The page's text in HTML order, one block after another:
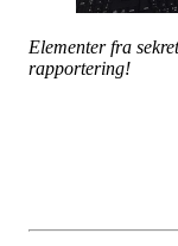
Elementer fra
rapportering!